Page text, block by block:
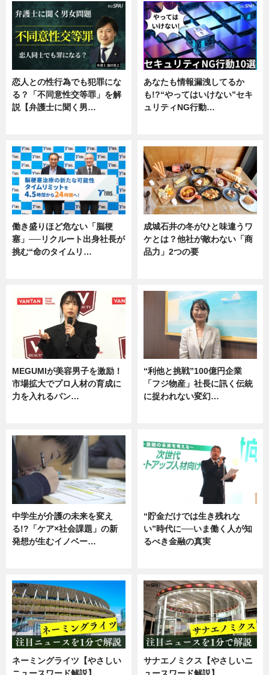
恋人との性行為でも犯罪にな
る？「不同意性交等罪」を解
説【弁護士に聞く男…
あなたも情報漏洩してるか
も!?“やってはいけない”セキ
ュリティNG行動…
働き盛りほど危ない「脳梗
塞」──リクルート出身社長が
挑む“命のタイムリ…
成城石井の冬がひと味違うワ
ケとは？他社が敵わない「商
品力」2つの要
MEGUMIが美容男子を激励！
市場拡大でプロ人材の育成に
力を入れるバン…
“利他と挑戦”100億円企業
「フジ物産」社長に訊く伝統
に捉われない変幻…
中学生が介護の未来を変え
る!?「ケア×社会課題」の新
発想が生むイノベー…
“貯金だけでは生き残れな
い”時代に──いま働く人が知
るべき金融の真実
ネーミングライツ【やさしい
サナエノミクス【やさしいニ